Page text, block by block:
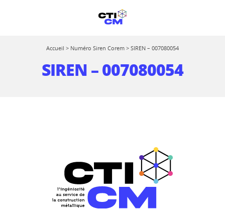
Accueil > Numéro Siren Corem > SIREN – 007080054
SIREN – 007080054